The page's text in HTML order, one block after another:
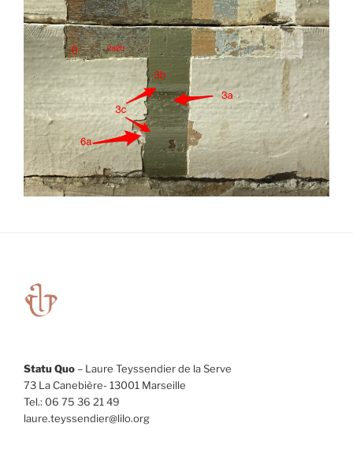
Statu Quo– Laure Teyssendier de la Serve
73 La Canebière- 13001 Marseille
Tel.: 06 75 36 21 49
laure.teyssendier@lilo.org